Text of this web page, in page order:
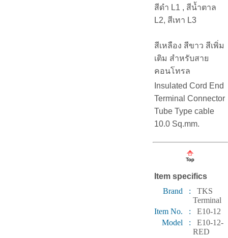
สีดำ L1 , สีน้ำตาล
L2, สีเทา L3
สีเหลือง สีขาว สีเพิ่ม
เติม สำหรับสาย
คอนโทรล
Insulated Cord End
Terminal Connector
Tube Type cable
10.0 Sq.mm.
Item specifics
Brand :
TKS
Terminal
Item No. :
E10-12
Model :
E10-12-
RED